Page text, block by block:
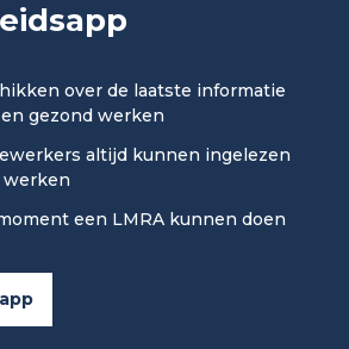
over de laatste informatie
gezond werken
altijd kunnen ingelezen
werken
een LMRA kunnen doen